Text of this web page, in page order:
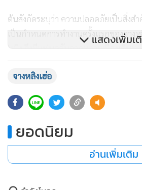
ต้นสังกัดระบุว่า ความปลอดภัยเป็นสิ่งส
เป็นกำหนดการทำงานครั้งแรกของจาง
หนิง จึงมีแฟนคลับจากหลายเมืองเดินทา
มาก พร้อมกล่าวขอโทษทุกคนที่ไม่สามา
แผน
แม้เหตุการณ์ดังกล่าวอาจสร้างความเสีย
ตัดสินใจของนักแสดงและต้นสังกัดที่ออก
รวดเร็ว โดยมองว่าเป็นการแสดงความ
ผลกระทบจากเหตุการณ์ไม่คาดฝันครั้งนี้
แสดงเพิ่มเ
จางหลิงเฮ่อ
ยอดนิยม
อ่านเพิ่มเติม